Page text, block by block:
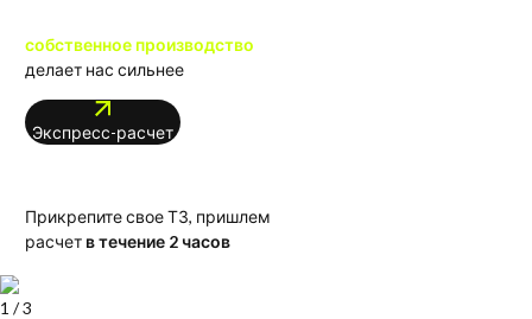
собственное производство
делает нас сильнее
Экспресс-расчет
Прикрепите свое ТЗ, пришлем
расчет в течение 2 часов
1 /3